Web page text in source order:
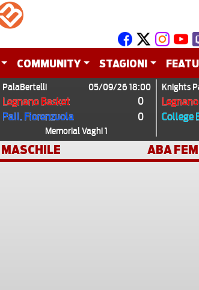
COMMUNITY STAGIONI
PalaBertelli 05/09/26 18:00
Legnano Basket
0
Pall. Fiorenzuola
0
Memorial Vaghi 1
Knights
College
ABA